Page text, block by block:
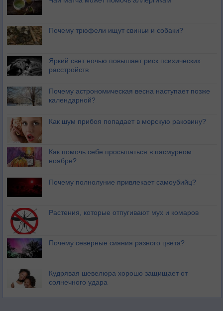
Почему трюфели ищут свиньи и собаки?
Яркий свет ночью повышает риск психических
расстройств
Почему астрономическая весна наступает позже
календарной?
Как шум прибоя попадает в морскую раковину?
Как помочь себе просыпаться в пасмурном
ноябре?
Почему полнолуние привлекает самоубийц?
Растения, которые отпугивают мух и комаров
Почему северные сияния разного цвета?
Кудрявая шевелюра хорошо защищает от
солнечного удара